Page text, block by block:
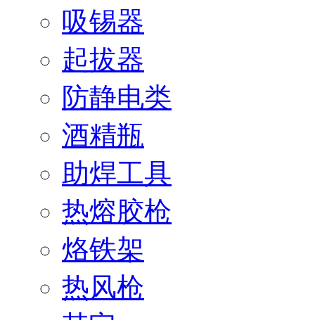
吸锡器
起拔器
防静电类
酒精瓶
助焊工具
热熔胶枪
烙铁架
热风枪